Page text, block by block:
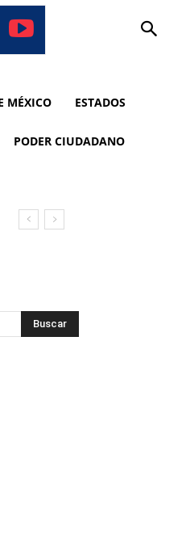
MÉXICO ESTADOS
PODER CIUDADANO